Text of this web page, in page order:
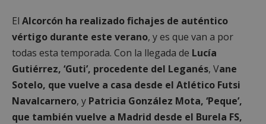
El Alcorcón ha realizado fichajes de auténtico
vértigo durante este verano, y es que van a por
todas esta temporada. Con la llegada de Lucía
Gutiérrez, ‘Guti’, procedente del Leganés, Vane
Sotelo, que vuelve a casa desde el Atlético Futsi
Navalcarnero, y Patricia González Mota, ‘Peque’,
que también vuelve a Madrid desde el Burela FS,